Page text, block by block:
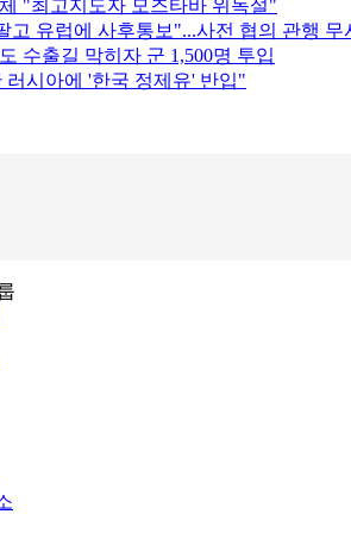
"최고지도자 모즈타바 위독설"
고 유럽에 사후통보"...사전 협의 관행 무
수출길 막히자 군 1,500명 투입
러시아에 '한국 정제유' 반입"